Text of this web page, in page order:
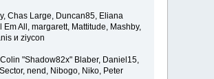
Chas Large, Duncan85, Eliana
All, margarett, Mattitude, Mashby,
и ziycon
"Shadow82x" Blaber, Daniel15,
nend, Nibogo, Niko, Peter